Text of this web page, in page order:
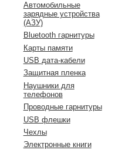
Автомобильные
зарядные устройства
(АЗУ)
Bluetooth гарнитуры
Карты памяти
USB дата-кабели
Защитная пленка
Наушники для
телефонов
Проводные гарнитуры
USB флешки
Чехлы
Электронные книги